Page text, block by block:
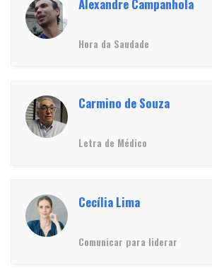
Alexandre Campanhola
Hora da Saudade
Carmino de Souza
Letra de Médico
Cecília Lima
Comunicar para liderar